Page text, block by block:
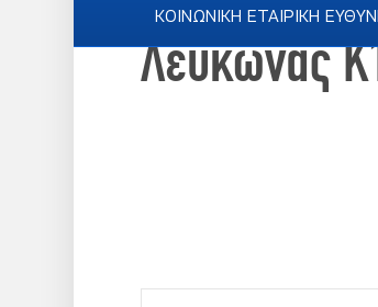
ΚΟΙΝΩΝΙΚΗ ΕΤΑΙΡΙΚΗ
Λευκώνας